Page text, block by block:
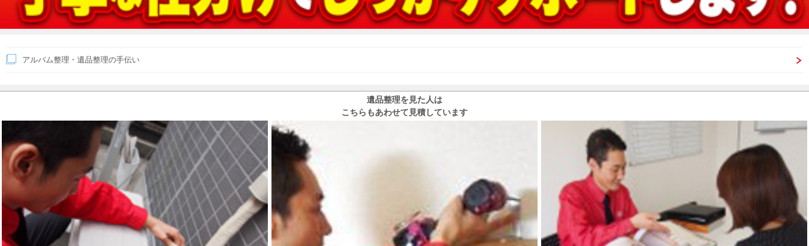
アルバム整理・遺品整理の手伝い
遺品整理を見た人は
こちらもあわせて見積しています